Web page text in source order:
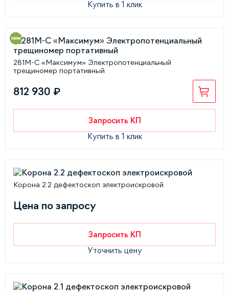
Купить в 1 клик
281М-С «Максимум» Электропотенциальный
трещиномер портативный
812 930 ₽
Запросить КП
Купить в 1 клик
Корона 2.2 дефектоскоп электроискровой
Цена по запросу
Запросить КП
Уточнить цену